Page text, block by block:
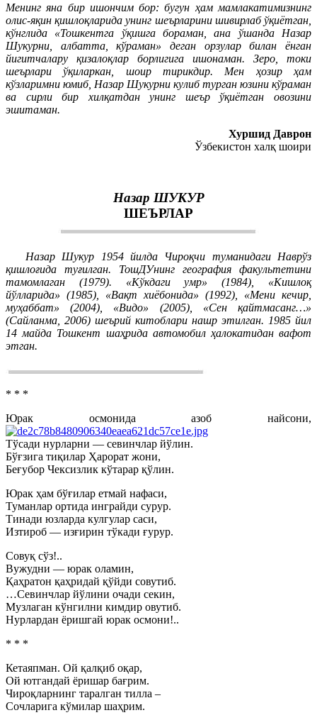
Менинг яна бир ишончим бор: бугун ҳам мамлакатимизнинг
олис-яқин қишлоқларида унинг шеърларини шивирлаб ўқиётган,
кўнглида «Тошкентга ўқишга бораман, ана ўшанда Назар
Шукурни, албатта, кўраман» деган орзулар билан ёнган
йигитчалару қизалоқлар борлигига ишонаман. Зеро, токи
шеърлари ўқиларкан, шоир тирикдир. Мен ҳозир ҳам
кўзларимни юмиб, Назар Шукурни кулиб турган юзини кўраман
ва сирли бир хилқатдан унинг шеър ўқиётган овозини
эшитаман.
Хуршид Даврон
Ўзбекистон халқ шоири
Назар ШУКУР
ШЕЪРЛАР
Назар Шукур 1954 йилда Чироқчи туманидаги Наврўз
қишлоғида туғилган. ТошДУнинг география факультетини
тамомлаган (1979). «Кўкдаги умр» (1984), «Кишлоқ
йўлларида» (1985), «Вақт хиёбонида» (1992), «Мени кечир,
муҳаббат» (2004), «Видо» (2005), «Сен қайтмасанг…»
(Сайланма, 2006) шеърий китоблари нашр этилган. 1985 йил
14 майда Тошкент шаҳрида автомобил ҳалокатидан вафот
этган.
* * *
Юрак осмонида азоб найсони,
Тўсади нурларни — севинчлар йўлин.
Бўғзига тиқилар Ҳарорат жони,
Беғубор Чексизлик кўтарар қўлин.
Юрак ҳам бўғилар етмай нафаси,
Туманлар ортида инграйди сурур.
Тинади юзларда кулгулар саси,
Изтироб — изғирин тўкади ғурур.
Совуқ сўз!..
Вужудни — юрак оламин,
Қаҳратон қаҳридай қўйди совутиб.
…Севинчлар йўлини очади секин,
Музлаган кўнгилни кимдир овутиб.
Нурлардан ёришгай юрак осмони!..
* * *
Кетаяпман. Ой қалқиб оқар,
Ой ютгандай ёришар бағрим.
Чироқларнинг таралган тилла –
Сочларига кўмилар шаҳрим.